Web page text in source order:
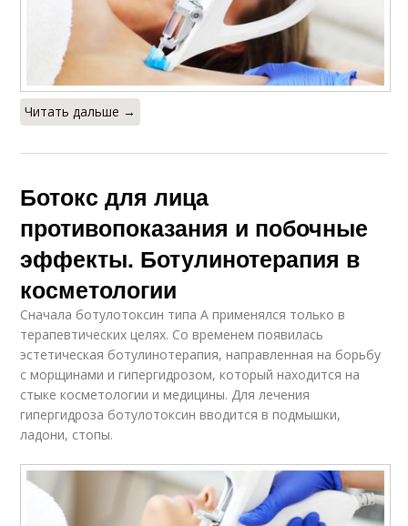
Читать дальше →
Ботокс для лица
противопоказания и побочные
эффекты. Ботулинотерапия в
косметологии
Сначала ботулотоксин типа А применялся только в
терапевтических целях. Со временем появилась
эстетическая ботулинотерапия, направленная на борьбу
с морщинами и гипергидрозом, который находится на
стыке косметологии и медицины. Для лечения
гипергидроза ботулотоксин вводится в подмышки,
ладони, стопы.